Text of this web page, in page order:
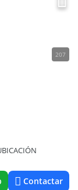
207
Contactar